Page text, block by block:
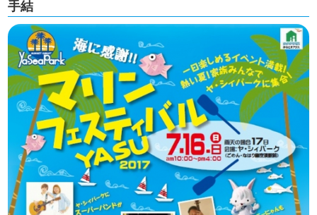
手結